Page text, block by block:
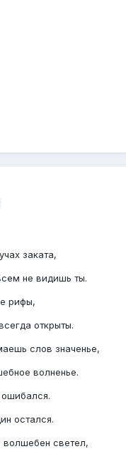
заката,
не видишь ты.
рифы,
открыты.
слов значенье,
волненье.
ошибался.
остался.
волшебен светел,